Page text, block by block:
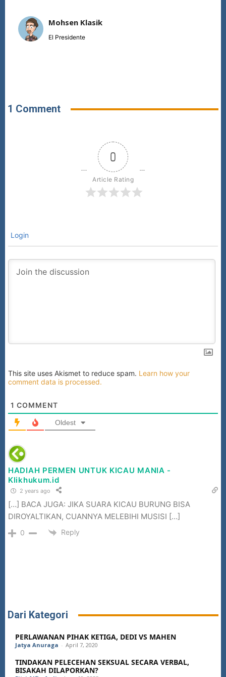
Mohsen Klasik
El Presidente
1 Comment
0
Article Rating
Login
This site uses Akismet to reduce spam. Learn how your
comment data is processed.
1 COMMENT
Oldest
HADIAH PERMEN UNTUK KICAU MANIA -
Klikhukum.id
2 years ago
[…] BACA JUGA: JIKA SUARA KICAU BURUNG BISA
DIROYALTIKAN, CUANNYA MELEBIHI MUSISI […]
0 Reply
Dari Kategori
PERLAWANAN PIHAK KETIGA, DEDI VS MAHEN
Jatya Anuraga - April 7, 2020
TINDAKAN PELECEHAN SEKSUAL SECARA VERBAL,
BISAKAH DILAPORKAN?